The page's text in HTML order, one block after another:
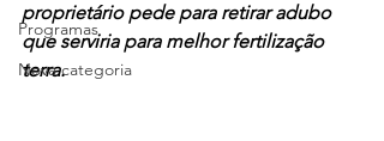
Programas
Nova categoria
proprietário pede para retirar adubo
que serviria para melhor fertilização
terra.